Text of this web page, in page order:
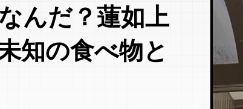
んだ？蓮如上
知の食べ物と